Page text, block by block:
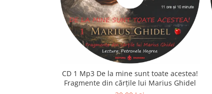
CD 1 Mp3 De la mine sunt toate acestea!
Fragmente din cărțile lui Marius Ghidel